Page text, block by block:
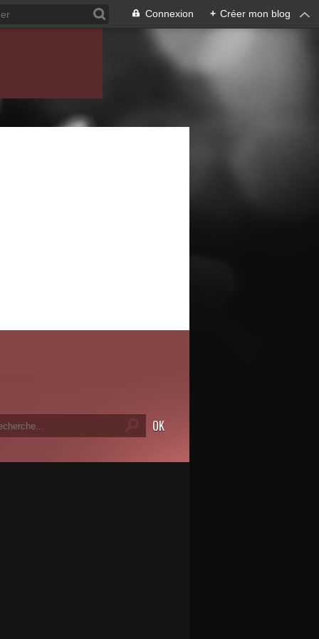
Connexion + Créer mon blog